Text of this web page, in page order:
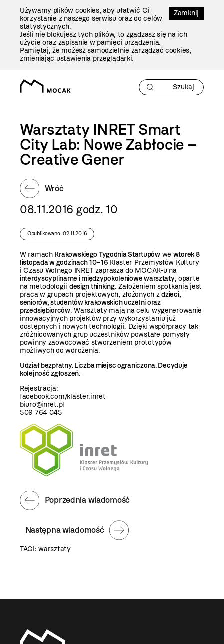
Zamknij
Używamy plików cookies, aby ułatwić Ci
korzystanie z naszego serwisu oraz do celów
statystycznych.
Jeśli nie blokujesz tych plików, to zgadzasz się na ich
użycie oraz zapisanie w pamięci urządzenia.
Pamiętaj, że możesz samodzielnie zarządzać cookies,
zmieniając ustawienia przeglądarki.
Warsztaty INRET Smart
City Lab: Nowe Zabłocie –
Creative Gener
Wróć
08.11.2016 godz. 10
Opublikowano: 02.11.2016
W ramach Krakowskiego Tygodnia Startupówwe wtorek 8
listopada w godzinach 10–16 Klaster Przemysłów Kultury
i Czasu Wolnego INRET zaprasza do MOCAK-u na
interdyscyplinarne i międzypokoleniowe warsztaty, oparte
na metodologii design thinking. Założeniem spotkania jest
praca w grupach projektowych, złożonych zdzieci,
seniorów, studentów krakowskich uczelni oraz
przedsiębiorców. Warsztaty mają na celu wygenerowanie
innowacyjnych projektów przy wykorzystaniu już
dostępnych i nowych technologii. Dzięki współpracy tak
zróżnicowanych grup uczestników powstałe pomysły
powinny zaowocować stworzeniem prototypów
możliwych do wdrożenia.
Udział bezpłatny. Liczba miejsc ograniczona. Decyduje
kolejność zgłoszeń.
Rejestracja:
facebook.com/klaster.inret
biuro@inret.pl
509 764 045
Następna wiadomość
Poprzednia wiadomość
TAGI:warsztaty